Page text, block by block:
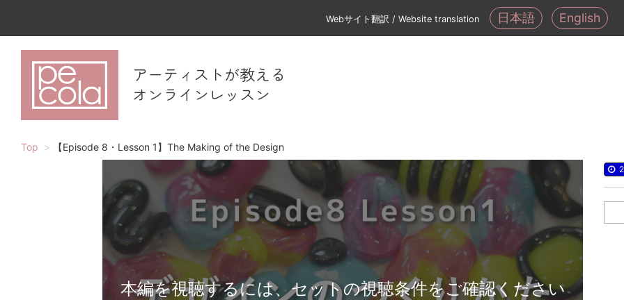
Webサイト翻訳 / Website translation 日本語 English
アーティストが教える
オンラインレッスン
Top 【Episode 8・Lesson 1】The Making of the Design
本編を視聴するには、セットの視聴条件をご確認ください